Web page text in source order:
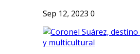
Sep 12, 2023 0